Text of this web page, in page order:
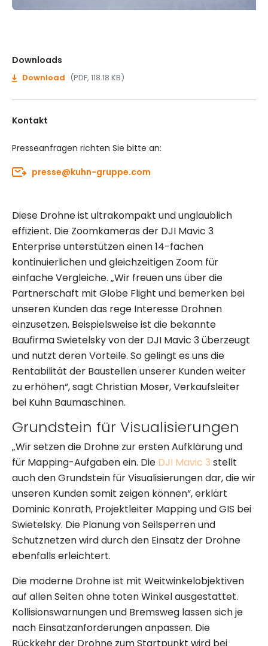
Downloads
Download (PDF, 118.18 KB)
Kontakt
Presseanfragen richten Sie bitte an:
presse@kuhn-gruppe.com
Diese Drohne ist ultrakompakt und unglaublich
effizient. Die Zoomkameras der DJI Mavic 3
Enterprise unterstützen einen 14-fachen
kontinuierlichen und gleichzeitigen Zoom für
einfache Vergleiche. „Wir freuen uns über die
Partnerschaft mit Globe Flight und bemerken bei
unseren Kunden das rege Interesse Drohnen
einzusetzen. Beispielsweise ist die bekannte
Baufirma Swietelsky von der DJI Mavic 3 überzeugt
und nutzt deren Vorteile. So gelingt es uns die
Rentabilität der Baustellen unserer Kunden weiter
zu erhöhen“, sagt Christian Moser, Verkaufsleiter
bei Kuhn Baumaschinen.
Grundstein für Visualisierungen
„Wir setzen die Drohne zur ersten Aufklärung und
für Mapping-Aufgaben ein. Die DJI Mavic 3 stellt
auch den Grundstein für Visualisierungen dar, die wir
unseren Kunden somit zeigen können“, erklärt
Dominic Konrath, Projektleiter Mapping und GIS bei
Swietelsky. Die Planung von Seilsperren und
Schutznetzen wird durch den Einsatz der Drohne
ebenfalls erleichtert.
Die moderne Drohne ist mit Weitwinkelobjektiven
auf allen Seiten ohne toten Winkel ausgestattet.
Kollisionswarnungen und Bremsweg lassen sich je
nach Einsatzanforderungen anpassen. Die